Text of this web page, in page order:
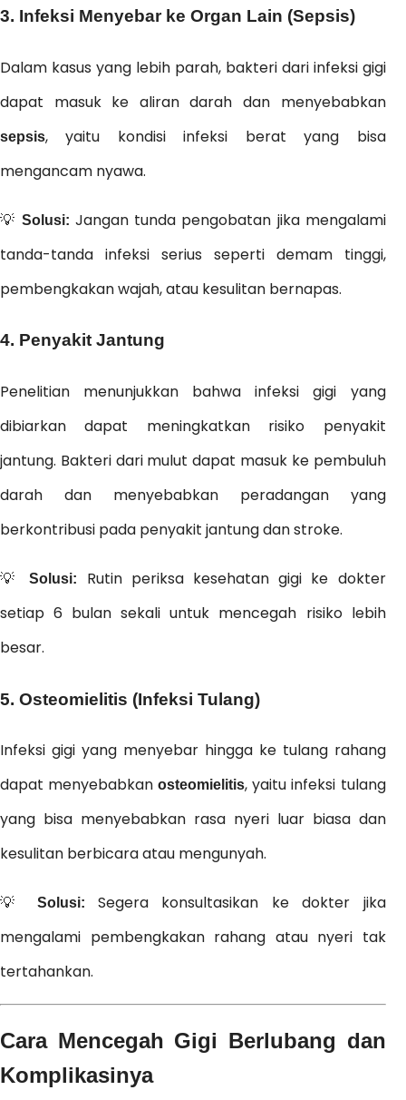
3. Infeksi Menyebar ke Organ Lain (Sepsis)
Dalam kasus yang lebih parah, bakteri dari infeksi gigi
dapat masuk ke aliran darah dan menyebabkan
sepsis, yaitu kondisi infeksi berat yang bisa
mengancam nyawa.
💡Solusi: Jangan tunda pengobatan jika mengalami
tanda-tanda infeksi serius seperti demam tinggi,
pembengkakan wajah, atau kesulitan bernapas.
4. Penyakit Jantung
Penelitian menunjukkan bahwa infeksi gigi yang
dibiarkan dapat meningkatkan risiko penyakit
jantung. Bakteri dari mulut dapat masuk ke pembuluh
darah dan menyebabkan peradangan yang
berkontribusi pada penyakit jantung dan stroke.
💡Solusi:
Rutin periksa kesehatan gigi ke dokter
setiap 6 bulan sekali untuk mencegah risiko lebih
besar.
5. Osteomielitis (Infeksi Tulang)
Infeksi gigi yang menyebar hingga ke tulang rahang
dapat menyebabkanosteomielitis, yaitu infeksi tulang
yang bisa menyebabkan rasa nyeri luar biasa dan
kesulitan berbicara atau mengunyah.
💡 Solusi:
Segera konsultasikan ke dokter jika
mengalami pembengkakan rahang atau nyeri tak
tertahankan.
Cara Mencegah Gigi Berlubang dan
Komplikasinya